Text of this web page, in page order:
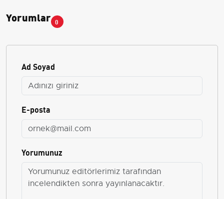
Yorumlar 0
Ad Soyad
E-posta
Yorumunuz